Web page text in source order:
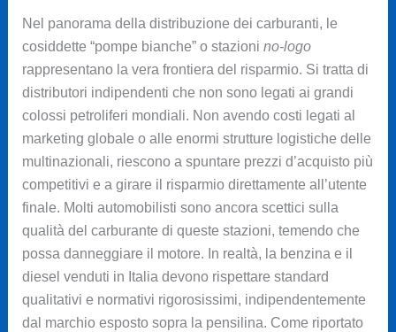
Nel panorama della distribuzione dei carburanti, le
cosiddette “pompe bianche” o stazioni no-logo
rappresentano la vera frontiera del risparmio. Si tratta di
distributori indipendenti che non sono legati ai grandi
colossi petroliferi mondiali. Non avendo costi legati al
marketing globale o alle enormi strutture logistiche delle
multinazionali, riescono a spuntare prezzi d’acquisto più
competitivi e a girare il risparmio direttamente all’utente
finale. Molti automobilisti sono ancora scettici sulla
qualità del carburante di queste stazioni, temendo che
possa danneggiare il motore. In realtà, la benzina e il
diesel venduti in Italia devono rispettare standard
qualitativi e normativi rigorosissimi, indipendentemente
dal marchio esposto sopra la pensilina. Come riportato